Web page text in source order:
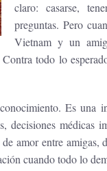
claro: casarse,
preguntas. Pero
Vietnam y un
todo lo
Es una
decisiones médicas
amor entre
cuando todo lo